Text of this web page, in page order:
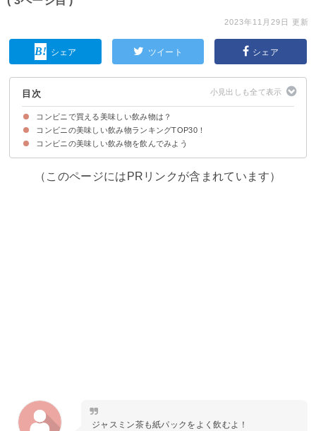
2023年11月29日 更新
シェア ツイート シェア
目次
コンビニで買える美味しい飲み物は？
コンビニの美味しい飲み物ランキングTOP30！
30位：岩塩クリーム タピオカミルクティー 黒糖蜜入り（ローソン）（税込
29位：ウチカフェ アップルティー（ローソン）（税込100円）
28位：GODIVA メルティショコラ(ローソン)（税込450円）
27位：ルイボスティー（ファミリーマート）（税込100円）
26位：ウチカフェ タピオカ抹茶ミルク(ローソン)（税込248円）
25位：リプトンホットフルーツインティー（ローソン）（税込260円）
24位：グリーンスムージー(ファミリーマート)（税込178円）
23位：ドリンクヨーグルト 生乳たっぷり（ローソン）（税込128円）
22位：ジャスミン茶(セブンイレブン)（税込100円）
21位：生きて腸まで届くビフィズス菌 ドリンクヨーグルトプレーン（ローソ
20位：コーンスープ（ローソン）（税込150円）
19位：ゆずれもんサイダー（セブンイレブン）（税込100円）
18位：タピオカココナッツミルク（ファミリーマート）（税込238円）
17位：セブンプレミアム のむヨーグルト 白桃（セブンイレブン）（税込
16位：ミルク生まれのさくらグリーンティーラテ（ローソン）（税込168
15位：セブンプレミアム のむヨーグルト梨（セブンイレブン）（税込128
14位：ドトール バターコーヒー（ファミリーマート）（税込198円）
13位：抹茶ラテ 京都府産宇治抹茶使用（ファミリーマート）（税込198円）
12位：フルーツミルク（ローソン）（税込238円）
11位：桔梗信玄餅風味 贅沢飲む黒蜜きなこ（ローソン）（税込214円）
10位：スクイーズスクイーズ グレープフルーツ（ファミリーマート）税込
9位：いちごミルク（ファミリーマート）（税込248円）
8位：ウチカフェ ハニーラテ（ローソン）（税込158円）
7位：ビターチョコレートドリンク（ファミリーマート）（税込198円）
6位：いちごいちごいちご（ミニストップ）（税込257円）
5位：ミルク生まれのほうじ茶（ローソン）（税込168円）
4位：コーヒー（ローソン）（税込100円）
3位：ティーラテ（ファミリーマート）（税込149円）
2位：ブレンドコーヒー（ファミリーマート）（税込100円）
1位：セブンカフェコーヒー（セブンイレブン）（税込100円）
コンビニの美味しい飲み物を飲んでみよう
（このページにはPRリンクが含まれています）
ジャスミン茶も紙パックをよく飲むよ！